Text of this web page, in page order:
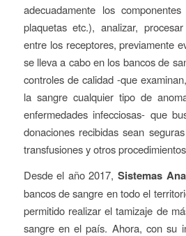
adecuadamente los
plaquetas etc.), analizar,
entre los receptores, previamente
se lleva a cabo en los bancos de
controles de calidad -que
la sangre cualquier tipo de
enfermedades infecciosas- que
donaciones recibidas sean
transfusiones y otros
Desde el año 2017, Sistemas
bancos de sangre en todo el
permitido realizar el tamizaje de
sangre en el país. Ahora, con su